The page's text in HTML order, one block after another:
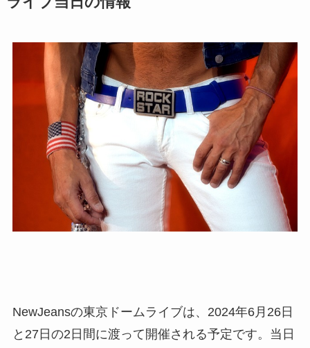
NewJeansの東京ドームライブは、2024年6月26日
と27日の2日間に渡って開催される予定です。当日